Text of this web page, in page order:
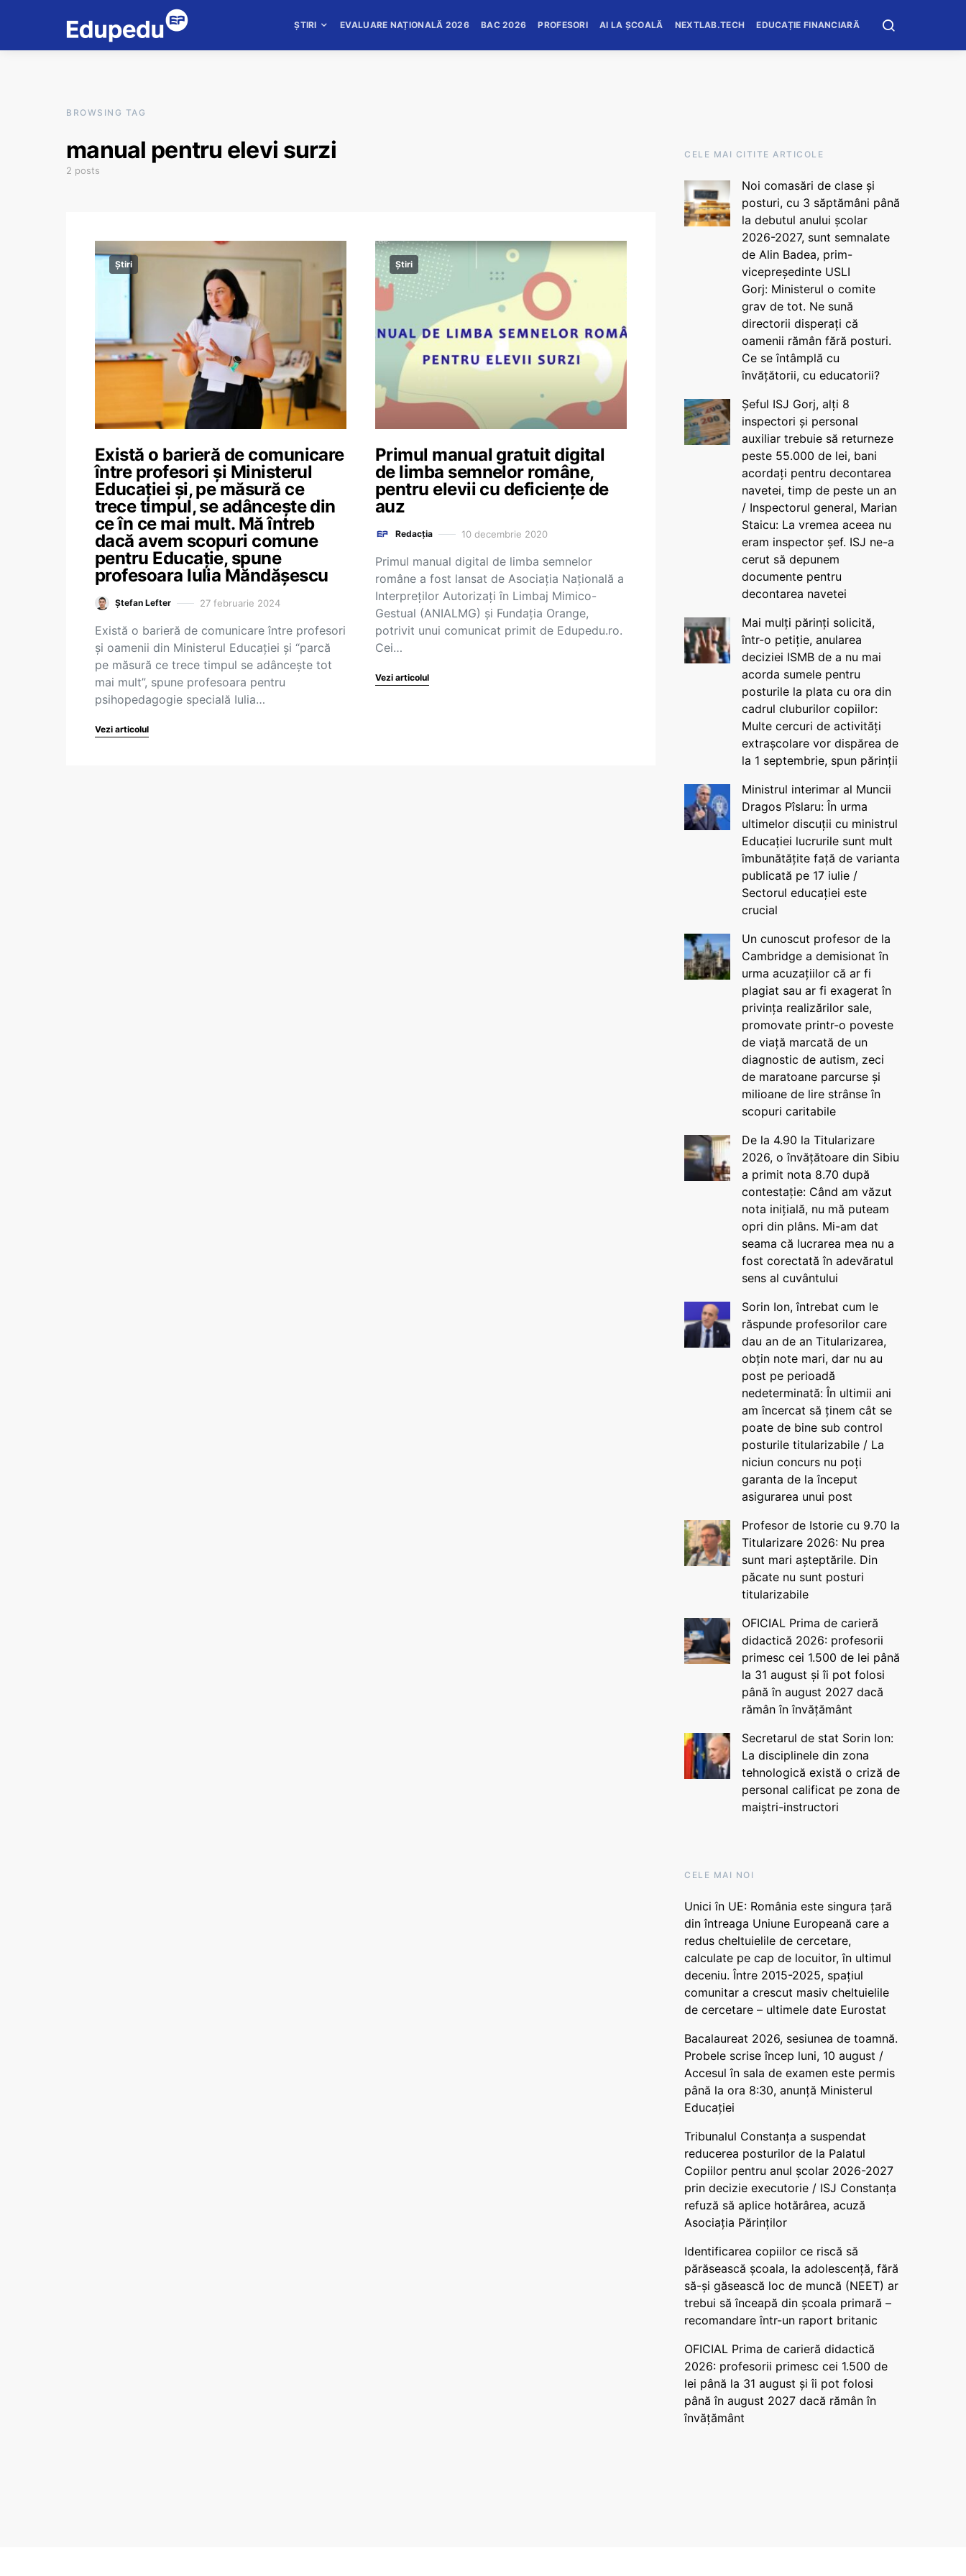
ȘTIRI EVALUARE NAȚIONALĂ 2026 BAC 2026 PROFESORI AI LA ȘCOALĂ NEXTLAB.TECH EDUCAȚIE FINANCIARĂ
BROWSING TAG
manual pentru elevi surzi
2 posts
Știri
Există o barieră de comunicare
între profesori și Ministerul
Educației și, pe măsură ce
trece timpul, se adâncește din
ce în ce mai mult. Mă întreb
dacă avem scopuri comune
pentru Educație, spune
profesoara Iulia Măndășescu
Ștefan Lefter 27 februarie 2024
Există o barieră de comunicare între profesori
și oamenii din Ministerul Educației și “parcă
pe măsură ce trece timpul se adâncește tot
mai mult”, spune profesoara pentru
psihopedagogie specială Iulia…
Vezi articolul
Știri
Primul manual gratuit digital
de limba semnelor române,
pentru elevii cu deficiențe de
auz
Redacția 10 decembrie 2020
Primul manual digital de limba semnelor
române a fost lansat de Asociația Națională a
Interpreților Autorizați în Limbaj Mimico-
Gestual (ANIALMG) şi Fundaţia Orange,
potrivit unui comunicat primit de Edupedu.ro.
Cei…
Vezi articolul
CELE MAI CITITE ARTICOLE
Noi comasări de clase și
posturi, cu 3 săptămâni până
la debutul anului școlar
2026-2027, sunt semnalate
de Alin Badea, prim-
vicepreședinte USLI
Gorj: Ministerul o comite
grav de tot. Ne sună
directorii disperați că
oamenii rămân fără posturi.
Ce se întâmplă cu
învățătorii, cu educatorii?
Șeful ISJ Gorj, alți 8
inspectori și personal
auxiliar trebuie să returneze
peste 55.000 de lei, bani
acordați pentru decontarea
navetei, timp de peste un an
/ Inspectorul general, Marian
Staicu: La vremea aceea nu
eram inspector șef. ISJ ne-a
cerut să depunem
documente pentru
decontarea navetei
Mai mulți părinți solicită,
într-o petiție, anularea
deciziei ISMB de a nu mai
acorda sumele pentru
posturile la plata cu ora din
cadrul cluburilor copiilor:
Multe cercuri de activități
extrașcolare vor dispărea de
la 1 septembrie, spun părinții
Ministrul interimar al Muncii
Dragos Pîslaru: În urma
ultimelor discuții cu ministrul
Educației lucrurile sunt mult
îmbunătățite față de varianta
publicată pe 17 iulie /
Sectorul educației este
crucial
Un cunoscut profesor de la
Cambridge a demisionat în
urma acuzațiilor că ar fi
plagiat sau ar fi exagerat în
privința realizărilor sale,
promovate printr-o poveste
de viață marcată de un
diagnostic de autism, zeci
de maratoane parcurse și
milioane de lire strânse în
scopuri caritabile
De la 4.90 la Titularizare
2026, o învățătoare din Sibiu
a primit nota 8.70 după
contestație: Când am văzut
nota inițială, nu mă puteam
opri din plâns. Mi-am dat
seama că lucrarea mea nu a
fost corectată în adevăratul
sens al cuvântului
Sorin Ion, întrebat cum le
răspunde profesorilor care
dau an de an Titularizarea,
obțin note mari, dar nu au
post pe perioadă
nedeterminată: În ultimii ani
am încercat să ținem cât se
poate de bine sub control
posturile titularizabile / La
niciun concurs nu poți
garanta de la început
asigurarea unui post
Profesor de Istorie cu 9.70 la
Titularizare 2026: Nu prea
sunt mari așteptările. Din
păcate nu sunt posturi
titularizabile
OFICIAL Prima de carieră
didactică 2026: profesorii
primesc cei 1.500 de lei până
la 31 august și îi pot folosi
până în august 2027 dacă
rămân în învățământ
Secretarul de stat Sorin Ion:
La disciplinele din zona
tehnologică există o criză de
personal calificat pe zona de
maiștri-instructori
CELE MAI NOI
Unici în UE: România este singura țară
din întreaga Uniune Europeană care a
redus cheltuielile de cercetare,
calculate pe cap de locuitor, în ultimul
deceniu. Între 2015-2025, spațiul
comunitar a crescut masiv cheltuielile
de cercetare – ultimele date Eurostat
Bacalaureat 2026, sesiunea de toamnă.
Probele scrise încep luni, 10 august /
Accesul în sala de examen este permis
până la ora 8:30, anunță Ministerul
Educației
Tribunalul Constanța a suspendat
reducerea posturilor de la Palatul
Copiilor pentru anul școlar 2026-2027
prin decizie executorie / ISJ Constanța
refuză să aplice hotărârea, acuză
Asociația Părinților
Identificarea copiilor ce riscă să
părăsească școala, la adolescență, fără
să-și găsească loc de muncă (NEET) ar
trebui să înceapă din școala primară –
recomandare într-un raport britanic
OFICIAL Prima de carieră didactică
2026: profesorii primesc cei 1.500 de
lei până la 31 august și îi pot folosi
până în august 2027 dacă rămân în
învățământ